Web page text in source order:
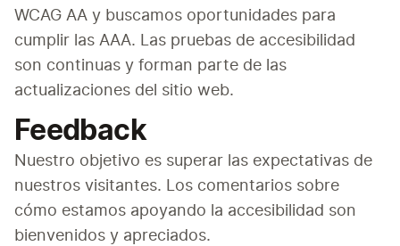
WCAG AA y buscamos oportunidades para
cumplir las AAA. Las pruebas de accesibilidad
son continuas y forman parte de las
actualizaciones del sitio web.
Feedback
Nuestro objetivo es superar las expectativas de
nuestros visitantes. Los comentarios sobre
cómo estamos apoyando la accesibilidad son
bienvenidos y apreciados.